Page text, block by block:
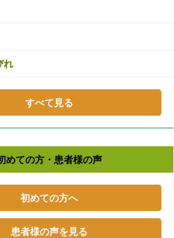
れ
すべて見る
めての方・患者様の声
初めての方へ
患者様の声を見る